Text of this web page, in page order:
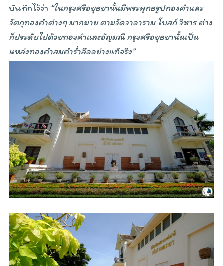
บันทึกไว้ว่า “ในกรุงศรีอยุธยานั้นมีพระพุทธรูปทองคำและ
วัตถุทองคำต่างๆ มากมาย ตามวัดวาอาราม โบสถ์ วิหาร ต่าง
ก็ประดับไปด้วยทองคำและอัญมณี กรุงศรีอยุธยานั้นเป็น
แหล่งทองคำสมคำร่ำลืออย่างแท้จริง”